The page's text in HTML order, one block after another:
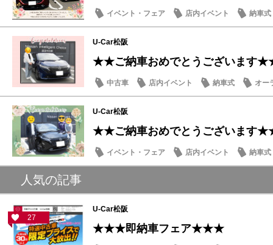
イベント・フェア 店内イベント 納車式
U-Car松阪
★★ご納車おめでとうございます
中古車 店内イベント 納車式 オー
U-Car松阪
★★ご納車おめでとうございます
イベント・フェア 店内イベント 納車式
人気の記事
27
U-Car松阪
★★★即納車フェア★★★